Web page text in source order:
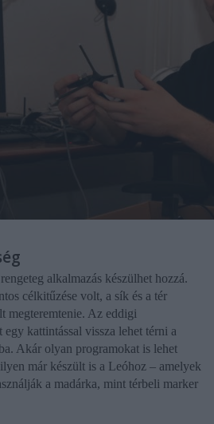
alkalmazás készülhet hozzá.
célkitűzése volt, a sík és a tér
megteremtenie. Az eddigi
kattintással vissza lehet térni a
Akár olyan programokat is lehet
már készült is a Leóhoz – amelyek
a madárka, mint térbeli marker